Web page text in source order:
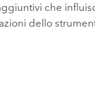
che
dello